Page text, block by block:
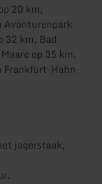
20 km,
Avonturenpark
32 km, Bad
op 35 km,
Frankfurt-Hahn
jagerstaak,